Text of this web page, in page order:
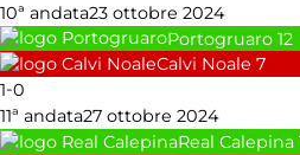
10ª andata23 ottobre 2024
Portogruaro 12
Calvi Noale 7
1-0
11ª andata27 ottobre 2024
Real Calepina